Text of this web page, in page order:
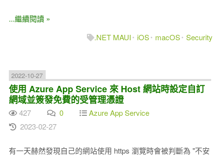
...繼續閱讀 »
.NET MAUI
iOS macOS Security
2022-10-27
使用 Azure App Service 來 Host 網站時設定自訂
網域並簽發免費的受管理憑證
427 0
Azure App Service
2023-02-27
有一天赫然發現自己的網站使用 https 瀏覽時會被判斷為 "不安